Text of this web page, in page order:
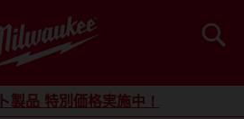
検索
製品 特別価格実施中！